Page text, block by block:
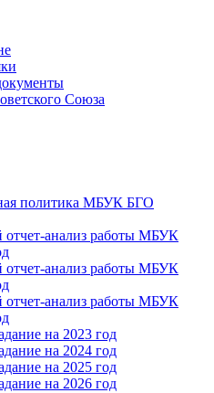
Союза
политика МБУК БГО
анализ работы МБУК
анализ работы МБУК
анализ работы МБУК
на 2023 год
на 2024 год
на 2025 год
на 2026 год